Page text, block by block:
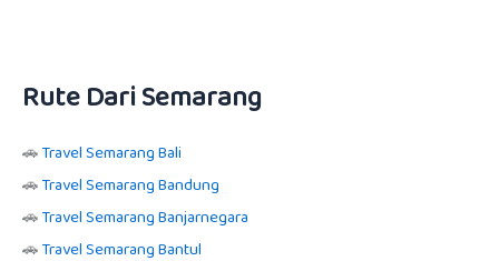
Rute Dari Semarang
🚗Travel Semarang Bali
🚗Travel Semarang Bandung
🚗Travel Semarang Banjarnegara
🚗Travel Semarang Bantul